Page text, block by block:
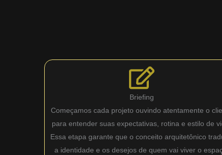
Briefing
Começamos cada projeto ouvindo atentamente o
para entender suas expectativas, rotina e estilo de
Essa etapa garante que o conceito arquitetônico
a identidade e os desejos de quem vai viver o